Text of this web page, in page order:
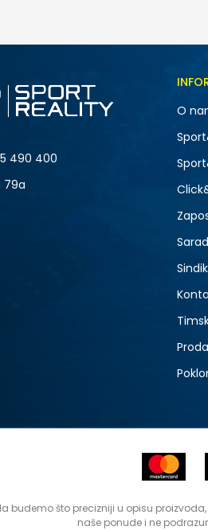
490 400
79a
O
budemo što precizniji u opisu
naše ponude i ne